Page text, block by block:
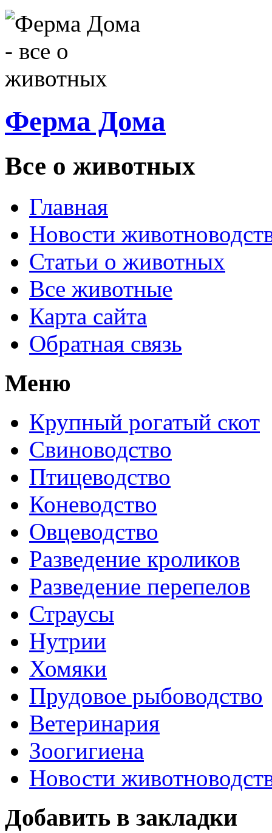
Ферма Дома
Все о животных
Главная
Новости
Статьи о животных
Все животные
Карта сайта
Обратная связь
Меню
Крупный рогатый скот
Свиноводство
Птицеводство
Коневодство
Овцеводство
Разведение кроликов
Разведение перепелов
Страусы
Нутрии
Хомяки
Прудовое рыбоводство
Ветеринария
Зоогигиена
Новости
Добавить в закладки